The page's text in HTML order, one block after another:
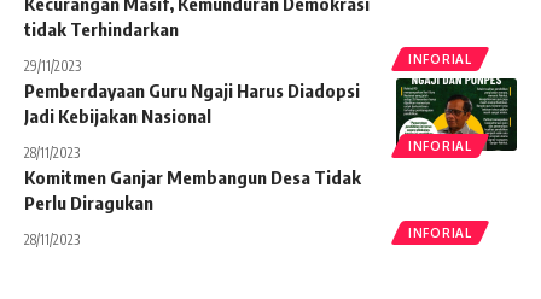
INFORIAL
tidak Terhindarkan
29/11/2023
INFORIAL
Pemberdayaan Guru Ngaji Harus Diadopsi
Jadi Kebijakan Nasional
28/11/2023
INFORIAL
Komitmen Ganjar Membangun Desa Tidak
Perlu Diragukan
28/11/2023